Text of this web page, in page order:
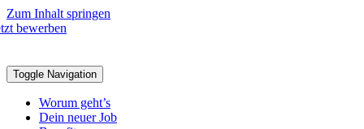
Zum Inhalt springen
Toggle Navigation
Worum geht’s
Dein neuer Job
bewerben